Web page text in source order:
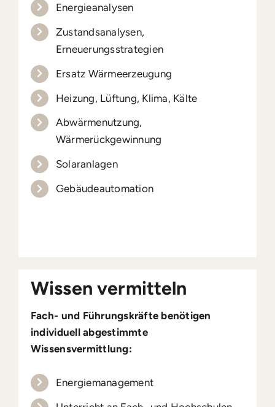
Energieanalysen
Zustandsanalysen,
Erneuerungsstrategien
Ersatz Wärmeerzeugung
Heizung, Lüftung, Klima, Kälte
Abwärmenutzung,
Wärmerückgewinnung
Solaranlagen
Gebäudeautomation
Wissen vermitteln
Fach- und Führungskräfte benötigen
individuell abgestimmte
Wissensvermittlung:
Energiemanagement